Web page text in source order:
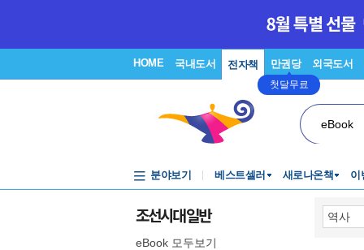
HOME 국내도서 전자책 만권당
첫달무료
외국도서
eBook
분야보기 베스트셀러 새로나온책 이
조선시대 일반
eBook 모두보기